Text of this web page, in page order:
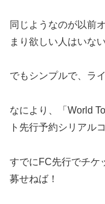
同じようなのが以前
まり欲しい人はいな
でもシンプルで、ラ
なにより、「World
ト先行予約シリアル
すでにFC先行でチケ
募せねば！